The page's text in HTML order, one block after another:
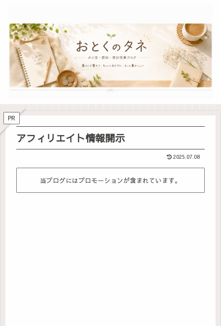
PR
アフィリエイト情報開示
2025.07.08
当ブログにはプロモーションが含まれています。